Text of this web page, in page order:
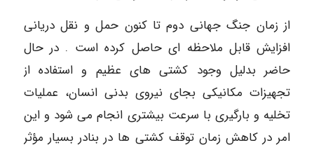
از زمان جنگ جهانی دوم تا کنون حمل و نقل دریانی
افزایش قابل ملاحظه ای حاصل کرده است . در حال
حاضر بدلیل وجود کشتی های عظیم و استفاده از
تجهیزات مکانیکی بجای نیروی بدنی انسان، عملیات
تخلیه و بارگیری با سرعت بیشتری انجام می شود و این
امر در کاهش زمان توقف کشتی ها در بنادر بسیار مؤثر